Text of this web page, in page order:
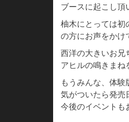
ブースに起こし頂
柚木にとっては初
の方にお声をかけ
西洋の大きいお兄
アヒルの鳴きま
もうみんな、体
気がついたら発売
今後のイベントも